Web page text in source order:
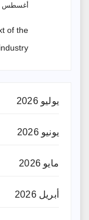
أغسطس 23, 2022
of the
يوليو 2026
يونيو 2026
مايو 2026
أبريل 2026